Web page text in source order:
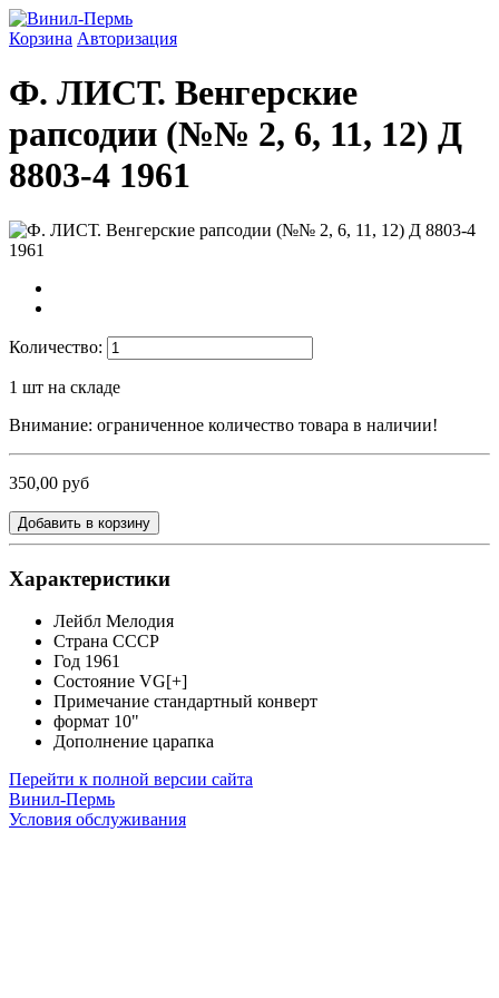
Корзина Авторизация
Ф. ЛИСТ. Венгерские
рапсодии (№№ 2, 6, 11, 12) Д
8803-4 1961
Количество:
1 шт на складе
Внимание: ограниченное количество товара в наличии!
350,00 руб
Добавить в корзину
Характеристики
Лейбл Мелодия
Страна СССР
Год 1961
Состояние VG[+]
Примечание стандартный конверт
формат 10"
Дополнение царапка
Перейти к полной версии сайта
Винил-Пермь
Условия обслуживания